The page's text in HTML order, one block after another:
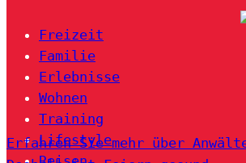
Freizeit
Familie
Erlebnisse
Wohnen
Training
Lifestyle
Erfahren Sie mehr über